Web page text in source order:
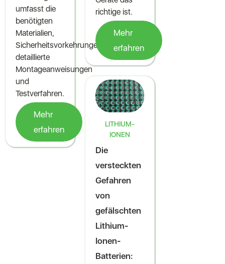
umfasst die
benötigten
Materialien,
Sicherheitsvorkehrungen,
detaillierte
Montageanweisungen
und
Testverfahren.
Mehr
erfahren
richtige ist.
Mehr
erfahren
LITHIUM-
IONEN
Die
versteckten
Gefahren
von
gefälschten
Lithium-
Ionen-
Batterien: